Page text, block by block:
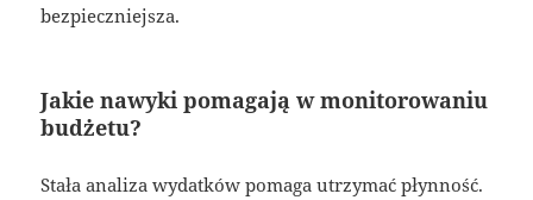
bezpieczniejsza.
Jakie nawyki pomagają w monitorowaniu
budżetu?
Stała analiza wydatków pomaga utrzymać płynność.